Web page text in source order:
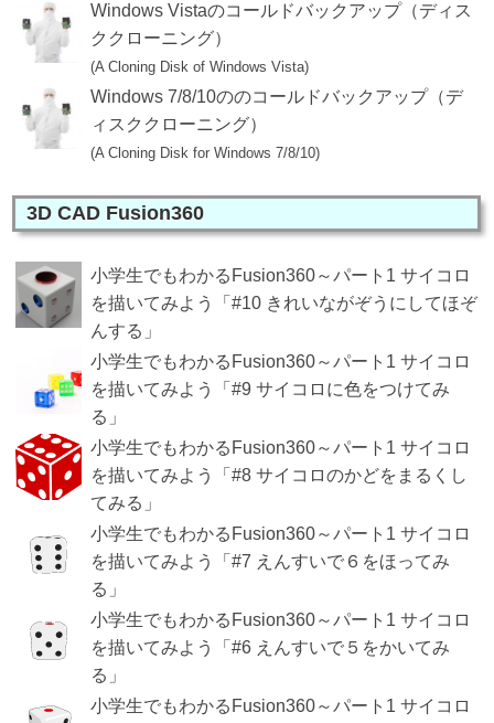
Windows Vistaのコールドバックアップ（ディス
ククローニング）
(A Cloning Disk of Windows Vista)
Windows 7/8/10ののコールドバックアップ（デ
ィスククローニング）
(A Cloning Disk for Windows 7/8/10)
3D CAD Fusion360
小学生でもわかるFusion360～パート1 サイコロ
を描いてみよう「#10 きれいながぞうにしてほぞ
んする」
小学生でもわかるFusion360～パート1 サイコロ
を描いてみよう「#9 サイコロに色をつけてみ
る」
小学生でもわかるFusion360～パート1 サイコロ
を描いてみよう「#8 サイコロのかどをまるくし
てみる」
小学生でもわかるFusion360～パート1 サイコロ
を描いてみよう「#7 えんすいで６をほってみ
る」
小学生でもわかるFusion360～パート1 サイコロ
を描いてみよう「#6 えんすいで５をかいてみ
る」
小学生でもわかるFusion360～パート1 サイコロ